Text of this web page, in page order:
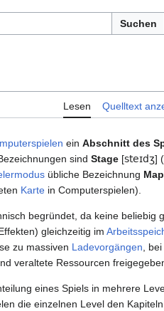
Suchen
Lesen Quelltext
ein Abschnitt des
sind Stage [steɪdʒ]
übliche Bezeichnung Map
Karte in Computerspielen).
begründet, da keine beliebig
gleichzeitig im
zu massiven Ladevorgängen ,
veraltete Ressourcen
eines Spiels in mehrere
die einzelnen Level den